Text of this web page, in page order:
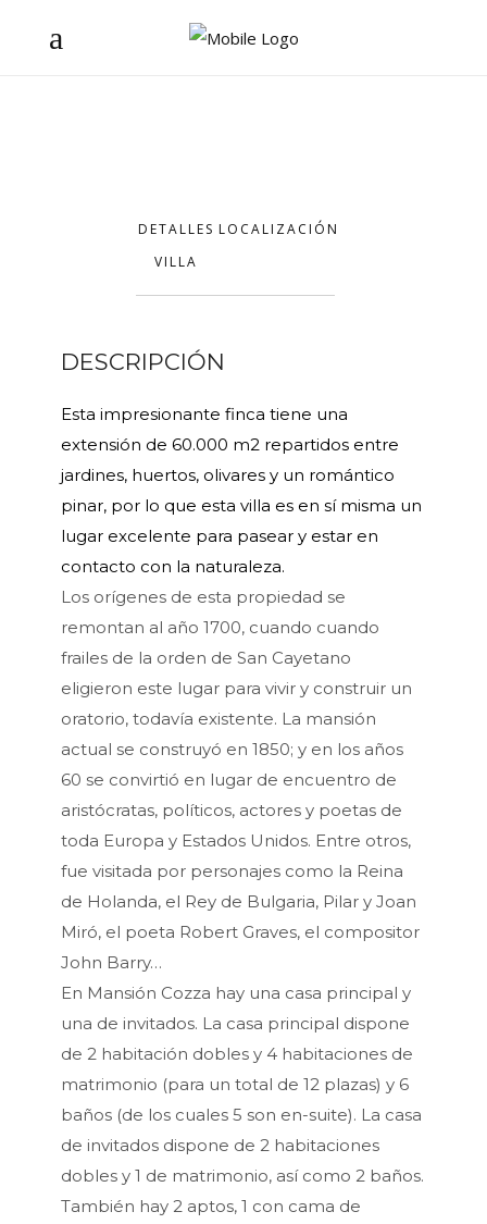
DETALLES
VILLA
LOCALIZACIÓN
DESCRIPCIÓN
Esta impresionante finca tiene una
extensión de 60.000 m2 repartidos entre
jardines, huertos, olivares y un romántico
pinar, por lo que esta villa es en sí misma un
lugar excelente para pasear y estar en
contacto con la naturaleza.
Los orígenes de esta propiedad se
remontan al año 1700, cuando cuando
frailes de la orden de San Cayetano
eligieron este lugar para vivir y construir un
oratorio, todavía existente. La mansión
actual se construyó en 1850; y en los años
60 se convirtió en lugar de encuentro de
aristócratas, políticos, actores y poetas de
toda Europa y Estados Unidos. Entre otros,
fue visitada por personajes como la Reina
de Holanda, el Rey de Bulgaria, Pilar y Joan
Miró, el poeta Robert Graves, el compositor
John Barry…
En Mansión Cozza hay una casa principal y
una de invitados. La casa principal dispone
de 2 habitación dobles y 4 habitaciones de
matrimonio (para un total de 12 plazas) y 6
baños (de los cuales 5 son en-suite). La casa
de invitados dispone de 2 habitaciones
dobles y 1 de matrimonio, así como 2 baños.
También hay 2 aptos, 1 con cama de